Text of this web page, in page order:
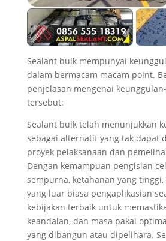
Sealant bulk mempunyai
dalam bermacam macam point.
penjelasan mengenai
tersebut:
Sealant bulk telah menunjukkan
sebagai alternatif yang tak dapat
proyek pelaksanaan dan
Dengan kemampuan pengisian
sempurna, ketahanan yang
yang luar biasa pengaplikasian
kebijakan terbaik untuk
keandalan, dan masa pakai
yang dibangun atau dipelihara.